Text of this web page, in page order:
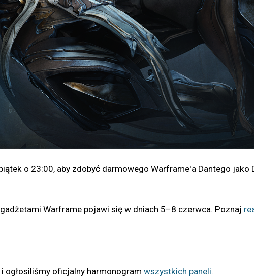
o 23:00, aby zdobyć darmowego Warframe'a Dantego
Warframe pojawi się w dniach 5–8 czerwca. Poznaj
ogłosiliśmy oficjalny harmonogram wszystkich paneli.